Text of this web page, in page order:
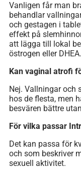
Vanligen får man
behandlar
och gestagen i
effekt på
att lägga till lokal
östrogen eller DHEA.
Kan vaginal atrofi
Nej. Vallningar och
hos de flesta, men
besvären bättre
För vilka passar
Det kan passa för
och som beskriver
sexuell aktivitet.